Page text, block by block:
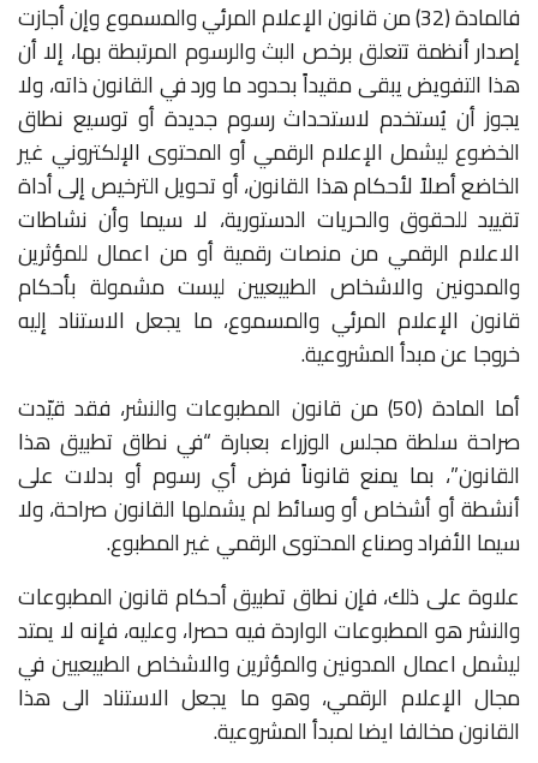
فالمادة (32) من قانون الإعلام المرئي والمسموع وإن أجازت
إصدار أنظمة تتعلق برخص البث والرسوم المرتبطة بها، إلا أن
هذا التفويض يبقى مقيداً بحدود ما ورد في القانون ذاته، ولا
يجوز أن يُستخدم لاستحداث رسوم جديدة أو توسيع نطاق
الخضوع ليشمل الإعلام الرقمي أو المحتوى الإلكتروني غير
الخاضع أصلاً لأحكام هذا القانون، أو تحويل الترخيص إلى أداة
تقييد للحقوق والحريات الدستورية، لا سيما وأن نشاطات
الاعلام الرقمي من منصات رقمية أو من اعمال للمؤثرين
والمدونين والاشخاص الطبيعيين ليست مشمولة بأحكام
قانون الإعلام المرئي والمسموع، ما يجعل الاستناد إليه
خروجا عن مبدأ المشروعية.
أما المادة (50) من قانون المطبوعات والنشر، فقد قيّدت
صراحة سلطة مجلس الوزراء بعبارة “في نطاق تطبيق هذا
القانون”، بما يمنع قانوناً فرض أي رسوم أو بدلات على
أنشطة أو أشخاص أو وسائط لم يشملها القانون صراحة، ولا
سيما الأفراد وصناع المحتوى الرقمي غير المطبوع.
علاوة على ذلك، فإن نطاق تطبيق أحكام قانون المطبوعات
والنشر هو المطبوعات الواردة فيه حصرا، وعليه، فإنه لا يمتد
ليشمل اعمال المدونين والمؤثرين والاشخاص الطبيعيين في
مجال الإعلام الرقمي، وهو ما يجعل الاستناد الى هذا
القانون مخالفا ايضا لمبدأ المشروعية.